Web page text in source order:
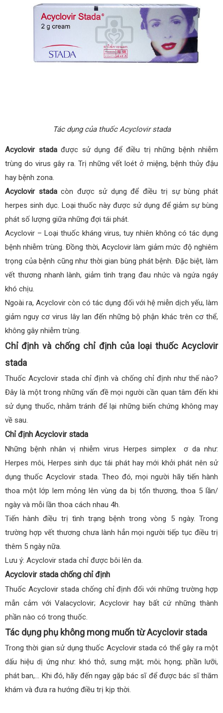
Tác dụng của thuốc Acyclovir stada
Acyclovir stadađược sử dụng để điều trị những bệnh nhiễm
trùng do virus gây ra. Trị những vết loét ở miệng, bệnh thủy đậu
hay bệnh zona.
Acyclovir stadacòn được sử dụng để điều trị sự bùng phát
herpes sinh dục. Loại thuốc này được sử dụng để giảm sự bùng
phát số lượng giữa những đợi tái phát.
Acyclovir – Loại thuốc kháng virus, tuy nhiên không có tác dụng
bệnh nhiễm trùng. Đồng thời, Acyclovir làm giảm mức độ nghiêm
trọng của bệnh cũng như thời gian bùng phát bệnh. Đặc biệt, làm
vết thương nhanh lành, giảm tình trạng đau nhức và ngứa ngáy
khó chịu.
Ngoài ra, Acyclovir còn có tác dụng đối với hệ miễn dịch yếu, làm
giảm nguy cơ virus lây lan đến những bộ phận khác trên cơ thể,
không gây nhiễm trùng.
Chỉ định và chống chỉ định của loại thuốc Acyclovir
stada
Thuốc Acyclovir stada chỉ định và chống chỉ định như thế nào?
Đây là một trong những vấn đề mọi người cần quan tâm đến khi
sử dụng thuốc, nhằm tránh để lại những biến chứng không may
về sau.
Chỉ định Acyclovir stada
Những bệnh nhân vị nhiễm virus Herpes simplex ơ da như:
Herpes môi, Herpes sinh dục tái phát hay mới khởi phát nên sử
dụng thuốc Acyclovir stada. Theo đó, mọi người hãy tiến hành
thoa một lớp lem mỏng lên vùng da bị tổn thương, thoa 5 lần/
ngày và mỗi lần thoa cách nhau 4h.
Tiến hành điều trị tình trạng bệnh trong vòng 5 ngày. Trong
trường hợp vết thương chưa lành hẳn mọi người tiếp tục điều trị
thêm 5 ngày nữa.
Lưu ý: Acyclovir stada chỉ được bôi lên da.
Acyclovir stada chống chỉ định
Thuốc Acyclovir stada chống chỉ định đối với những trường hợp
mẫn cảm với Valacyclovir; Acyclovir hay bất cứ những thành
phần nào có trong thuốc.
Tác dụng phụ không mong muốn từ Acyclovir stada
Trong thời gian sử dụng thuốc Acyclovir stada có thể gây ra một
dấu hiệu dị ứng như: khó thở, sưng mặt; môi; họng; phần lưỡi,
phát ban,… Khi đó, hãy đến ngay gặp bác sĩ để được bác sĩ thăm
khám và đưa ra hướng điều trị kịp thời.